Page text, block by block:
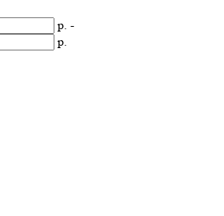
р. -
р.